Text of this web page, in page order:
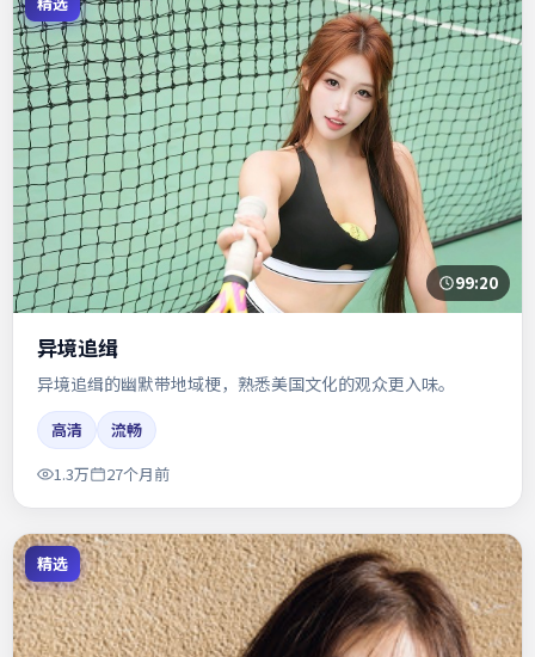
99:20
异境追缉
异境追缉的幽默带地域梗，熟悉美国文化的观众更入味。
高清
流畅
1.3万
27个月前
精选